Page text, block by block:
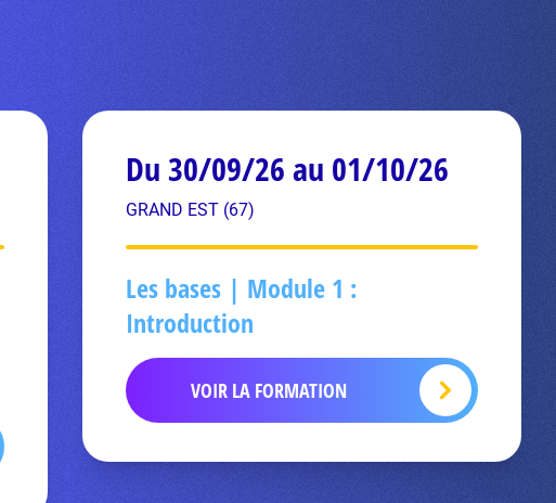
Du 30/09/26 au 01/10/26
GRAND EST (67)
Les bases | Module 1 :
Introduction
VOIR LA FORMATION